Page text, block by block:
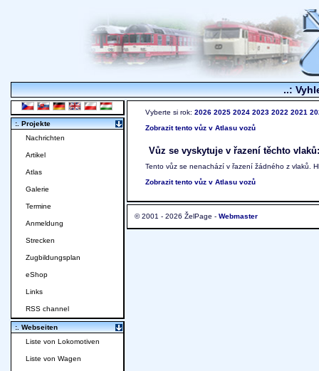
..:
Vyberte si rok: 2026 2025 2024 2023 2022 2021
Zobrazit tento vůz v Atlasu vozů
Vůz se vyskytuje v řazení těchto vlaků:
Tento vůz se nenachází v řazení žádného z vlaků.
Zobrazit tento vůz v Atlasu vozů
© 2001 - 2026 ŽelPage - Webmaster
:. Projekte
Nachrichten
Artikel
Atlas
Galerie
Termine
Anmeldung
Strecken
Zugbildungsplan
eShop
Links
RSS channel
:. Webseiten
Liste von Lokomotiven
Liste von Wagen